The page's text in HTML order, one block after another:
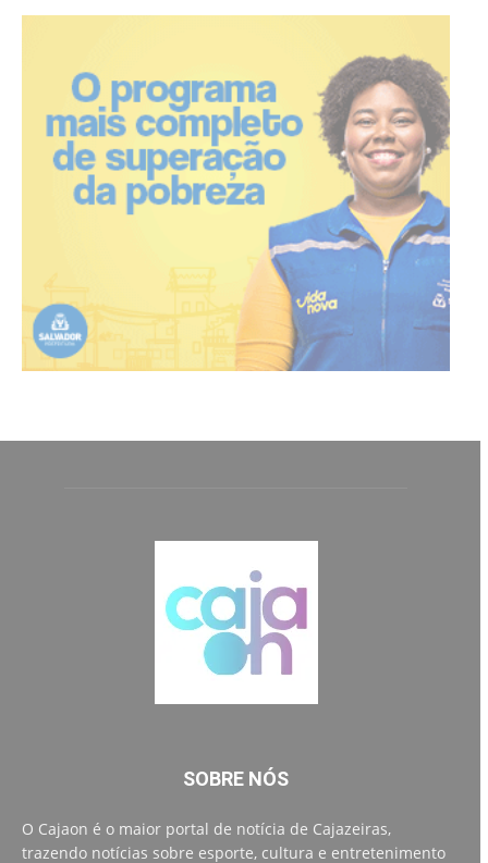
SOBRE NÓS
O Cajaon é o maior portal de notícia de Cajazeiras,
trazendo notícias sobre esporte, cultura e entretenimento